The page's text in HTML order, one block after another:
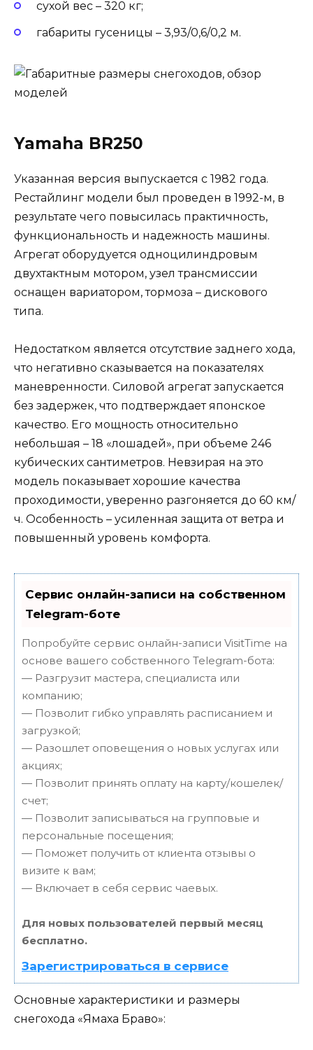
сухой вес – 320 кг;
габариты гусеницы – 3,93/0,6/0,2 м.
Yamaha BR250
Указанная версия выпускается с 1982 года.
Рестайлинг модели был проведен в 1992-м, в
результате чего повысилась практичность,
функциональность и надежность машины.
Агрегат оборудуется одноцилиндровым
двухтактным мотором, узел трансмиссии
оснащен вариатором, тормоза – дискового
типа.
Недостатком является отсутствие заднего хода,
что негативно сказывается на показателях
маневренности. Силовой агрегат запускается
без задержек, что подтверждает японское
качество. Его мощность относительно
небольшая – 18 «лошадей», при объеме 246
кубических сантиметров. Невзирая на это
модель показывает хорошие качества
проходимости, уверенно разгоняется до 60 км/
ч. Особенность – усиленная защита от ветра и
повышенный уровень комфорта.
Сервис онлайн-записи на собственном
Telegram-боте
Попробуйте сервис онлайн-записи VisitTime на
основе вашего собственного Telegram-бота:
— Разгрузит мастера, специалиста или
компанию;
— Позволит гибко управлять расписанием и
загрузкой;
— Разошлет оповещения о новых услугах или
акциях;
— Позволит принять оплату на карту/кошелек/
счет;
— Позволит записываться на групповые и
персональные посещения;
— Поможет получить от клиента отзывы о
визите к вам;
— Включает в себя сервис чаевых.
Для новых пользователей первый месяц
бесплатно.
Зарегистрироваться в сервисе
Основные характеристики и размеры
снегохода «Ямаха Браво»: